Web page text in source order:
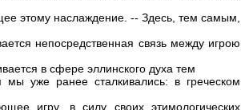
этому наслаждение. -- Здесь, тем самым,
непосредственная связь между игрою
в сфере эллинского духа тем
уже ранее сталкивались: в греческом
игру, в силу своих этимологических